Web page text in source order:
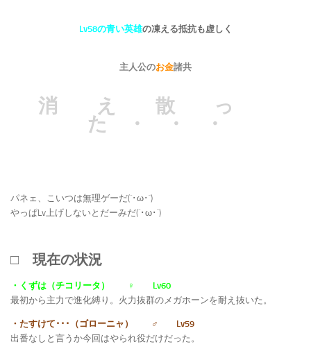
Lv58の青い英雄の凍える抵抗も虚しく
主人公のお金諸共
消 え 散 っ
た ・ ・ ・
パネェ、こいつは無理ゲーだ(´･ω･`)
やっぱLv上げしないとだーみだ(´･ω･`)
□ 現在の状況
・くずは（チコリータ） ♀ Lv60
最初から主力で進化縛り。火力抜群のメガホーンを耐え抜いた。
・たすけて･･･（ゴローニャ） ♂ Lv59
出番なしと言うか今回はやられ役だけだった。